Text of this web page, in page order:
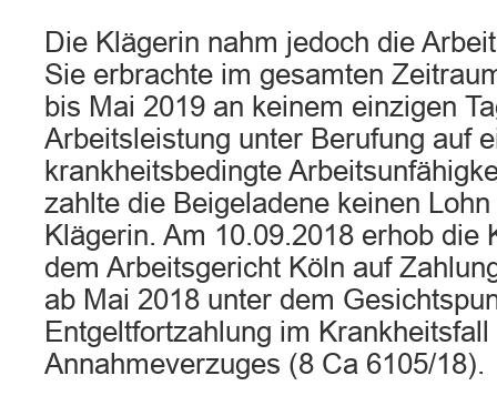
Die Klägerin nahm jedoch die
Sie erbrachte im gesamten
bis Mai 2019 an keinem einzigen
Arbeitsleistung unter Berufung auf
krankheitsbedingte
zahlte die Beigeladene keinen
Klägerin. Am 10.09.2018 erhob die
dem Arbeitsgericht Köln auf
ab Mai 2018 unter dem
Entgeltfortzahlung im
Annahmeverzuges (8 Ca 6105/18).